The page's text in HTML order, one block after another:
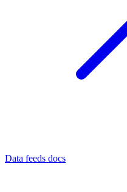
Data feeds docs